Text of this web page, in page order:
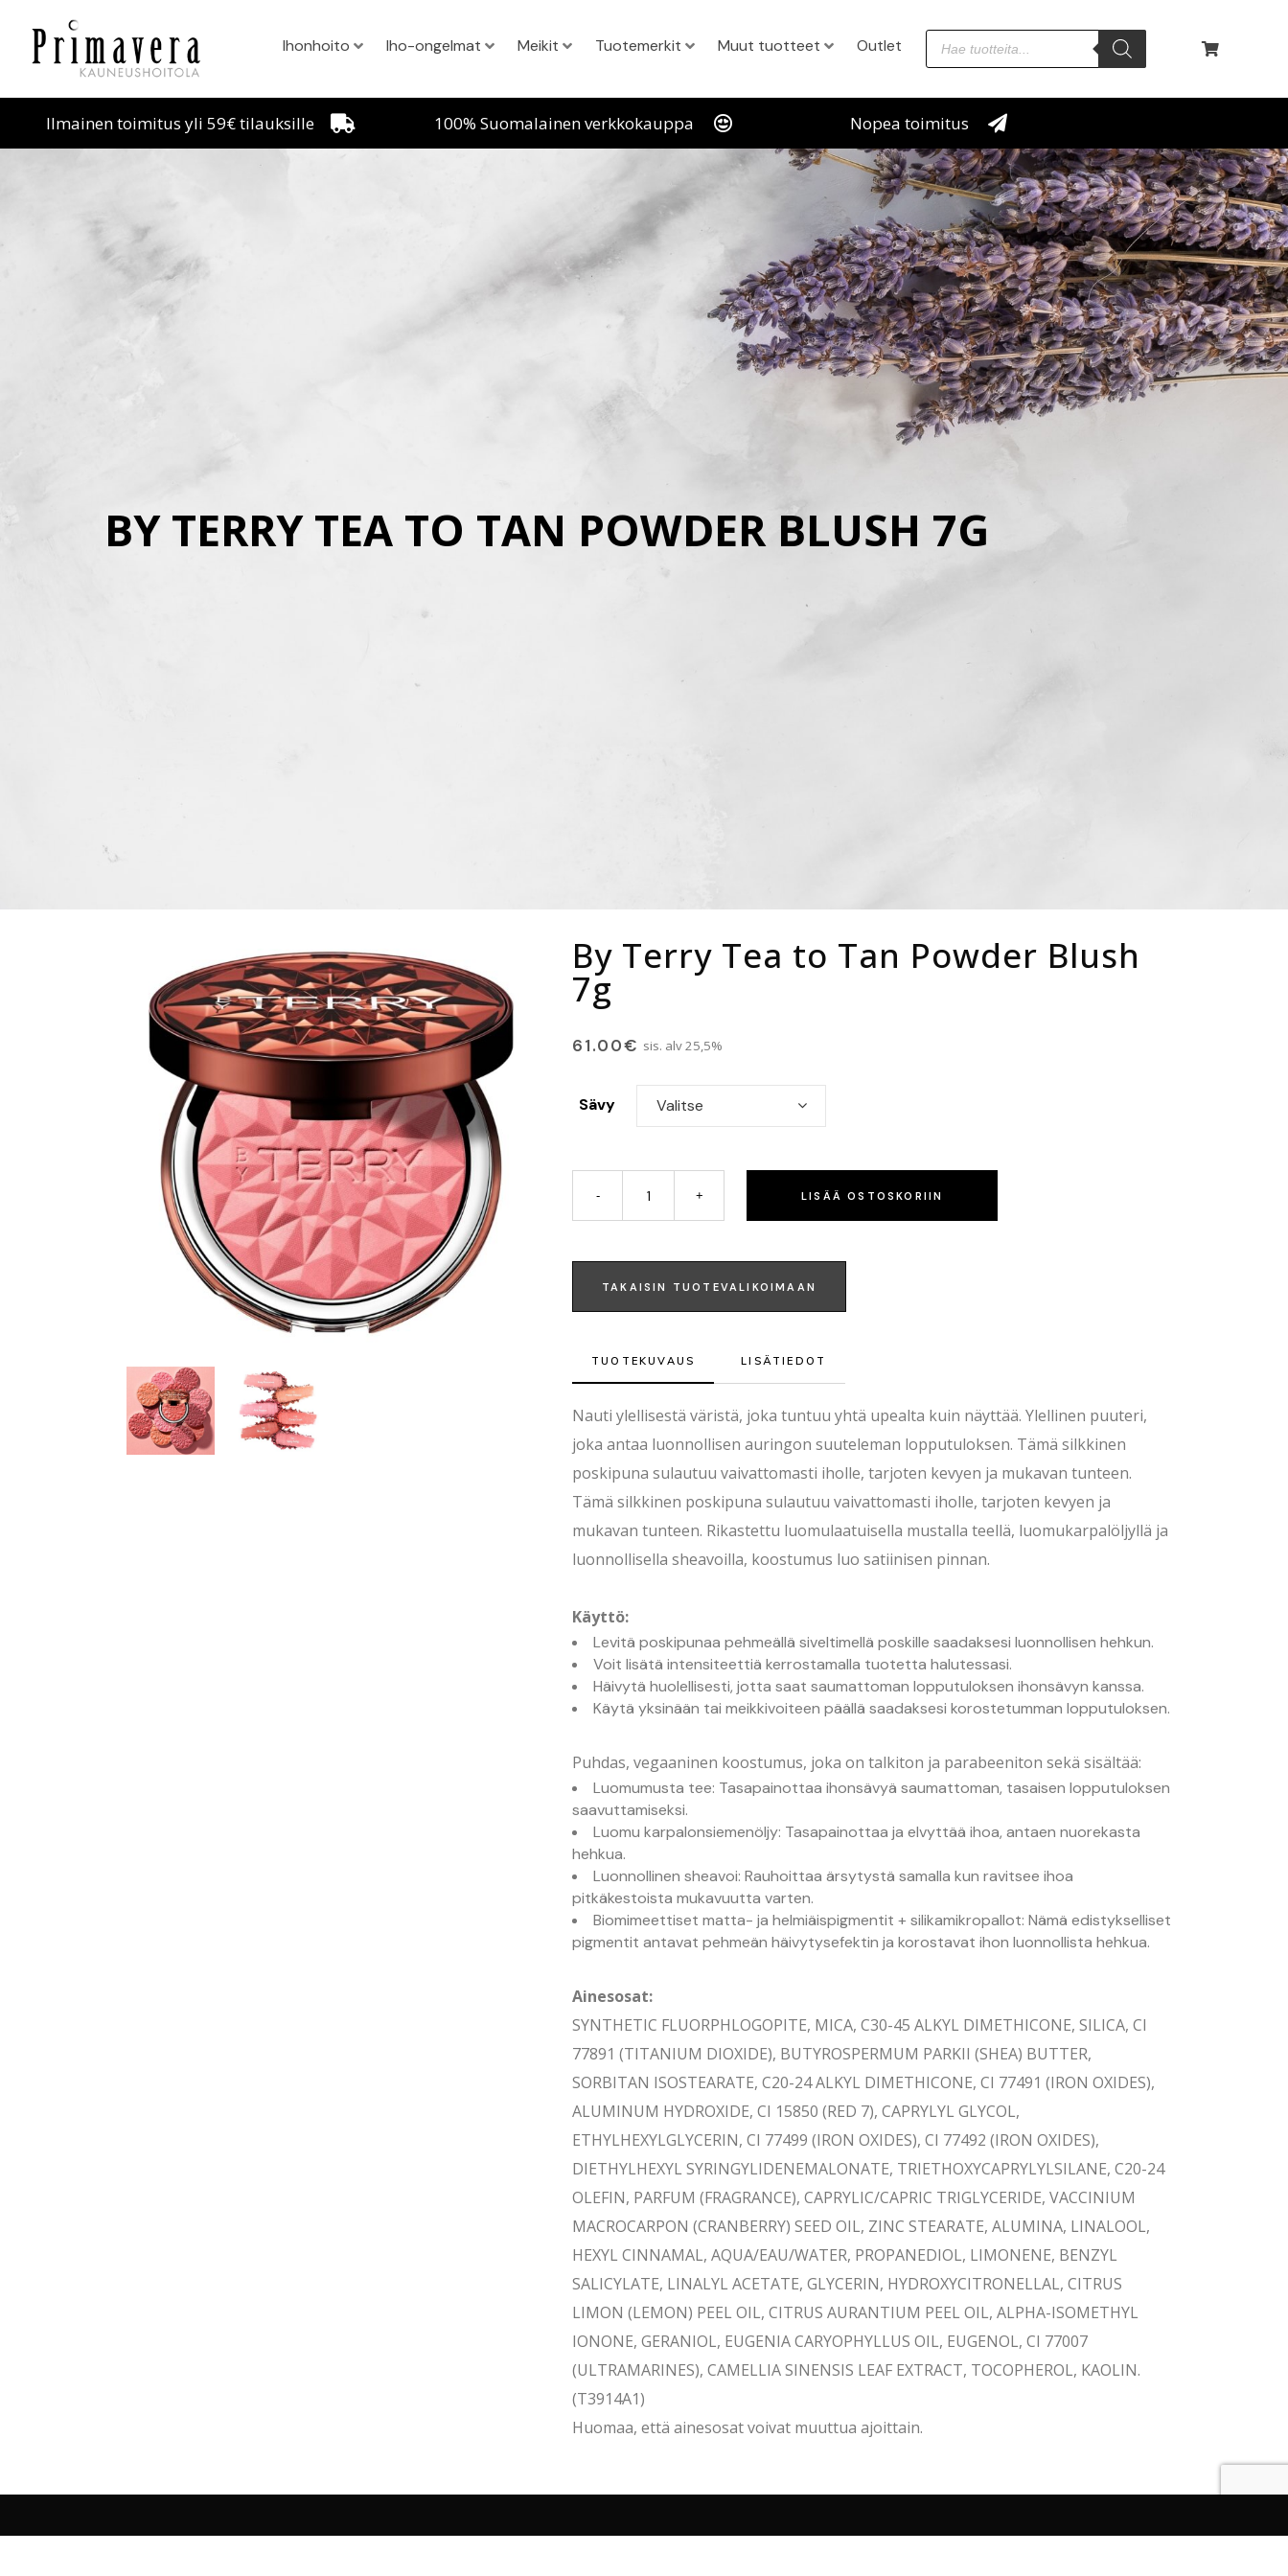
Ihonhoito Iho-ongelmat Meikit Tuotemerkit Muut tuotteet Outlet
Ilmainen toimitus yli 59€ tilauksille 100% Suomalainen verkkokauppa Nopea toimitus
BY TERRY TEA TO TAN POWDER BLUSH 7G
By Terry Tea to Tan Powder Blush
7g
61.00€ sis. alv 25,5%
Sävy Valitse
LISÄÄ OSTOSKORIIN
TAKAISIN TUOTEVALIKOIMAAN
TUOTEKUVAUS LISÄTIEDOT
Nauti ylellisestä väristä, joka tuntuu yhtä upealta kuin näyttää. Ylellinen puuteri,
joka antaa luonnollisen auringon suuteleman lopputuloksen. Tämä silkkinen
poskipuna sulautuu vaivattomasti iholle, tarjoten kevyen ja mukavan tunteen.
Tämä silkkinen poskipuna sulautuu vaivattomasti iholle, tarjoten kevyen ja
mukavan tunteen. Rikastettu luomulaatuisella mustalla teellä, luomukarpalöljyllä ja
luonnollisella sheavoilla, koostumus luo satiinisen pinnan.
Käyttö:
Levitä poskipunaa pehmeällä siveltimellä poskille saadaksesi luonnollisen hehkun.
Voit lisätä intensiteettiä kerrostamalla tuotetta halutessasi.
Häivytä huolellisesti, jotta saat saumattoman lopputuloksen ihonsävyn kanssa.
Käytä yksinään tai meikkivoiteen päällä saadaksesi korostetumman lopputuloksen.
Puhdas, vegaaninen koostumus, joka on talkiton ja parabeeniton sekä sisältää:
Luomumusta tee: Tasapainottaa ihonsävyä saumattoman, tasaisen lopputuloksen
saavuttamiseksi.
Luomu karpalonsiemenöljy: Tasapainottaa ja elvyttää ihoa, antaen nuorekasta
hehkua.
Luonnollinen sheavoi: Rauhoittaa ärsytystä samalla kun ravitsee ihoa
pitkäkestoista mukavuutta varten.
Biomimeettiset matta- ja helmiäispigmentit + silikamikropallot: Nämä edistykselliset
pigmentit antavat pehmeän häivytysefektin ja korostavat ihon luonnollista hehkua.
Ainesosat:
SYNTHETIC FLUORPHLOGOPITE, MICA, C30-45 ALKYL DIMETHICONE, SILICA, CI
77891 (TITANIUM DIOXIDE), BUTYROSPERMUM PARKII (SHEA) BUTTER,
SORBITAN ISOSTEARATE, C20-24 ALKYL DIMETHICONE, CI 77491 (IRON OXIDES),
ALUMINUM HYDROXIDE, CI 15850 (RED 7), CAPRYLYL GLYCOL,
ETHYLHEXYLGLYCERIN, CI 77499 (IRON OXIDES), CI 77492 (IRON OXIDES),
DIETHYLHEXYL SYRINGYLIDENEMALONATE, TRIETHOXYCAPRYLYLSILANE, C20-24
OLEFIN, PARFUM (FRAGRANCE), CAPRYLIC/CAPRIC TRIGLYCERIDE, VACCINIUM
MACROCARPON (CRANBERRY) SEED OIL, ZINC STEARATE, ALUMINA, LINALOOL,
HEXYL CINNAMAL, AQUA/EAU/WATER, PROPANEDIOL, LIMONENE, BENZYL
SALICYLATE, LINALYL ACETATE, GLYCERIN, HYDROXYCITRONELLAL, CITRUS
LIMON (LEMON) PEEL OIL, CITRUS AURANTIUM PEEL OIL, ALPHA-ISOMETHYL
IONONE, GERANIOL, EUGENIA CARYOPHYLLUS OIL, EUGENOL, CI 77007
(ULTRAMARINES), CAMELLIA SINENSIS LEAF EXTRACT, TOCOPHEROL, KAOLIN.
(T3914A1)
Huomaa, että ainesosat voivat muuttua ajoittain.